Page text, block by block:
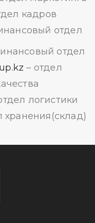
кадров
отдел
отдел
– отдел
логистики
хранения(склад)